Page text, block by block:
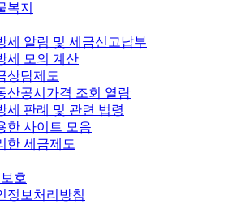
복지
세 알림 및 세금신고납부
세 모의 계산
상담제도
산공시가격 조회 열람
세 판례 및 관련 법령
한 사이트 모음
한 세금제도
호
정보처리방침